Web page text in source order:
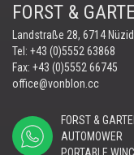
FORST &
Landstraße 28, 6714
Tel: +43 (0)5552 63868
Fax: +43 (0)5552 66745
office@vonblon.cc
FORST &
AUTOMOWER